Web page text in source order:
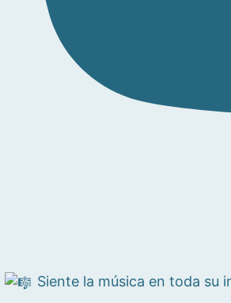
Siente la música en toda su